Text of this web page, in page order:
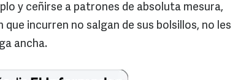
y ceñirse a patrones de absoluta mesura,
incurren no salgan de sus bolsillos, no les
ancha.